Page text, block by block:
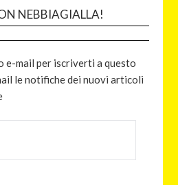
NEBBIAGIALLA!
e-mail per iscriverti a questo
le notifiche dei nuovi articoli